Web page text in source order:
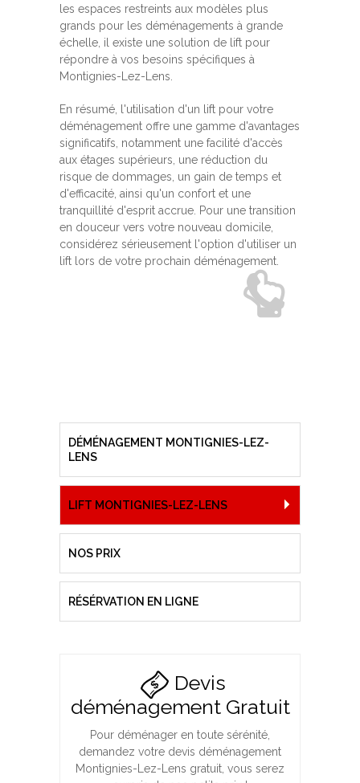
les espaces restreints aux modèles plus
grands pour les déménagements à grande
échelle, il existe une solution de lift pour
répondre à vos besoins spécifiques à
Montignies-Lez-Lens.
En résumé, l'utilisation d'un lift pour votre
déménagement offre une gamme d'avantages
significatifs, notamment une facilité d'accès
aux étages supérieurs, une réduction du
risque de dommages, un gain de temps et
d'efficacité, ainsi qu'un confort et une
tranquillité d'esprit accrue. Pour une transition
en douceur vers votre nouveau domicile,
considérez sérieusement l'option d'utiliser un
lift lors de votre prochain déménagement.
DÉMÉNAGEMENT MONTIGNIES-LEZ-
LENS
LIFT MONTIGNIES-LEZ-LENS
NOS PRIX
RÉSÉRVATION EN LIGNE
Devis
déménagement Gratuit
Pour déménager en toute sérénité,
demandez votre devis déménagement
Montignies-Lez-Lens gratuit, vous serez